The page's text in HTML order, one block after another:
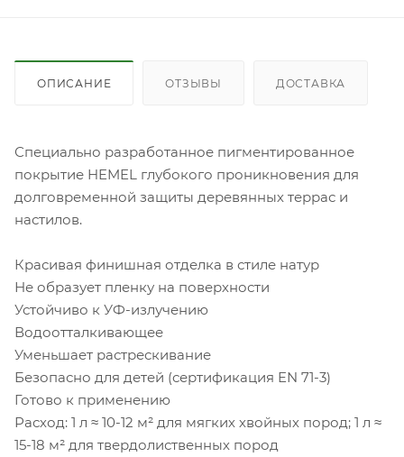
ОПИСАНИЕ ОТЗЫВЫ ДОСТАВКА
Специально разработанное пигментированное
покрытие HEMEL глубокого проникновения для
долговременной защиты деревянных террас и
настилов.
Красивая финишная отделка в стиле натур
Не образует пленку на поверхности
Устойчиво к УФ-излучению
Водоотталкивающее
Уменьшает растрескивание
Безопасно для детей (сертификация EN 71-3)
Готово к применению
Расход: 1 л ≈ 10-12 м² для мягких хвойных пород; 1 л ≈
15-18 м² для твердолиственных пород